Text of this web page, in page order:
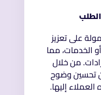
على تعزيز
الخدمات، مما
من خلال
تحسين وضوح
العملاء إليها.